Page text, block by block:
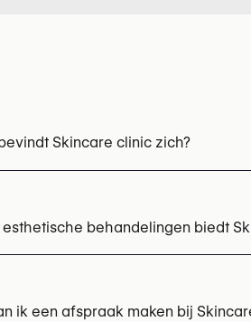
Skincare clinic zich?
esthetische behandelingen biedt
Radiesse (collagene
ik een afspraak maken bij